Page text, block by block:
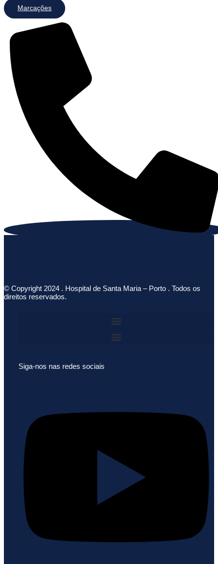
Marcações
© Copyright 2024 . Hospital de Santa Maria – Porto . Todos os
direitos reservados.
Siga-nos nas redes sociais